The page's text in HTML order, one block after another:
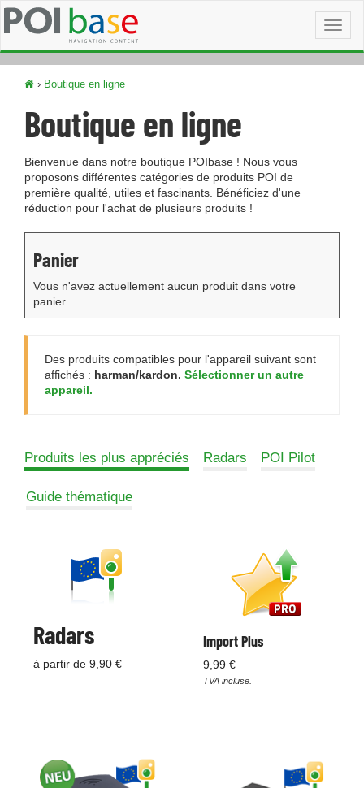
› Boutique en ligne
Boutique en ligne
Bienvenue dans notre boutique POIbase ! Nous vous
proposons différentes catégories de produits POI de
première qualité, utiles et fascinants. Bénéficiez d'une
réduction pour l'achat de plusieurs produits !
Panier
Vous n'avez actuellement aucun produit dans votre
panier.
Des produits compatibles pour l'appareil suivant sont
affichés : harman/kardon. Sélectionner un autre
appareil.
Produits les plus appréciés Radars POI Pilot
Guide thématique
Radars
à partir de 9,90 €
Import Plus
9,99 €
TVA incluse.